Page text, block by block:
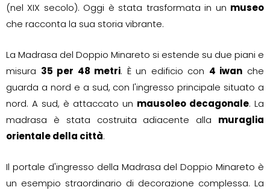
(nel XIX secolo). Oggi è stata trasformata in un museo
che racconta la sua storia vibrante.
La Madrasa del Doppio Minareto si estende su due piani e
misura 35 per 48 metri. È un edificio con 4 iwan che
guarda a nord e a sud, con l'ingresso principale situato a
nord. A sud, è attaccato un mausoleo decagonale. La
madrasa è stata costruita adiacente alla muraglia
orientale della città.
Il portale d'ingresso della Madrasa del Doppio Minareto è
un esempio straordinario di decorazione complessa. La